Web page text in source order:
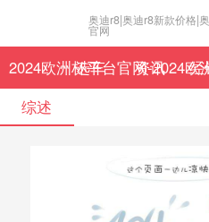
奥迪r8|奥迪r8新款价格|
官网
2024欧洲杯平台官网-2024欧
选车 资讯 经
综述